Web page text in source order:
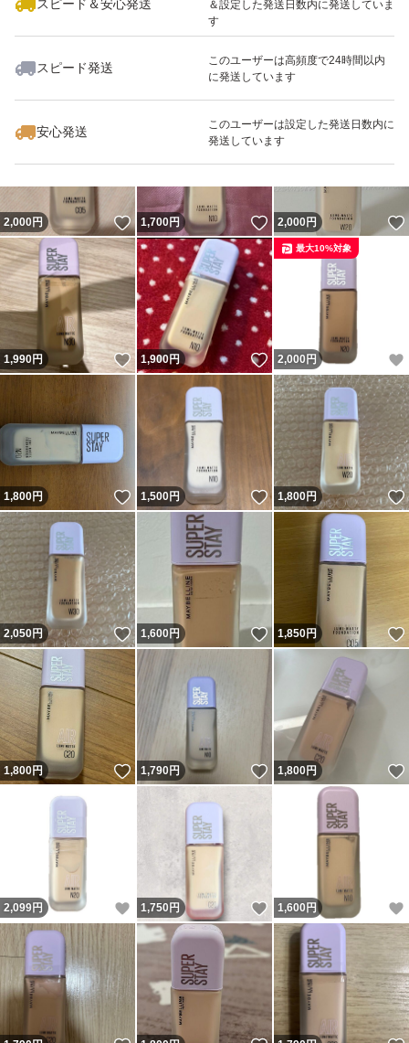
スピード＆安心発送
＆設定した発送日数内に発送していま
す
スピード発送
このユーザーは高頻度で24時間以内
に発送しています
安心発送
このユーザーは設定した発送日数内に
発送しています
いいね！
1,900
2,000円 いいね！
1,700円 いいね！
2,000円
1,990円 いいね！
1,900円 いいね！
2,000 円
最大10%対象
1,800円 いいね！
1,500円 いいね！
1,800円
2,050円 いいね！
1,600円 いいね！
1,850円
1,800円 いいね！
1,790円 いいね！
1,800円
2,099円 いいね！
1,750円 いいね！
1,600 円